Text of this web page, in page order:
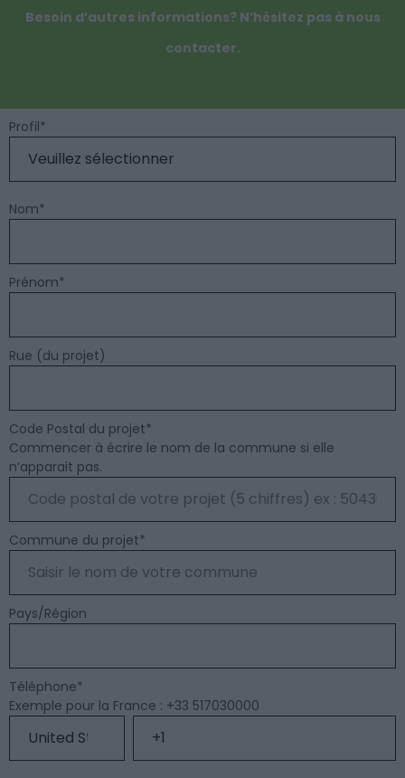
Besoin d’autres informations? N’hésitez pas à nous
contacter.
Profil*
Nom*
Prénom*
Rue (du projet)
Code Postal du projet*
Commencer à écrire le nom de la commune si elle
n’apparait pas.
Commune du projet*
Pays/Région
Téléphone*
Exemple pour la France : +33 517030000